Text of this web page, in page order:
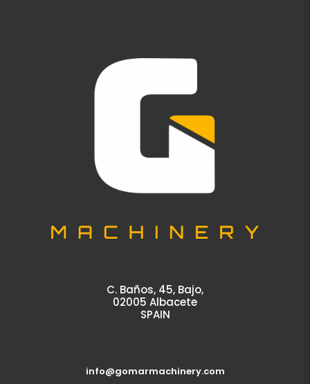
C. Baños, 45, Bajo,
02005 Albacete
SPAIN
info@gomarmachinery.com